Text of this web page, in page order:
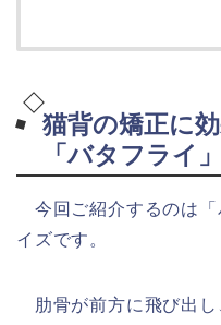
猫背の矯正に
「バタフライ」
今回ご紹介するのは「
イズです。
肋骨が前方に飛び出し